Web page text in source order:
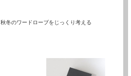
秋冬のワードローブをじっくり考える